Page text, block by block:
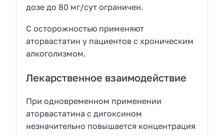
дозе до 80 мг/сут ограничен.
С осторожностью применяют
аторвастатин у пациентов с хроническим
алкоголизмом.
Лекарственное взаимодействие
При одновременном применении
аторвастатина с дигоксином
незначительно повышается концентрация